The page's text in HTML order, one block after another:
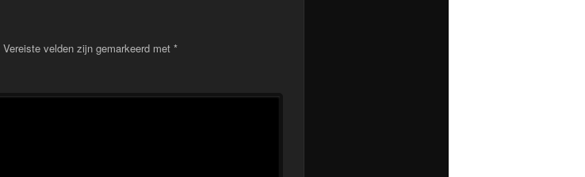
Vereiste velden zijn gemarkeerd met *